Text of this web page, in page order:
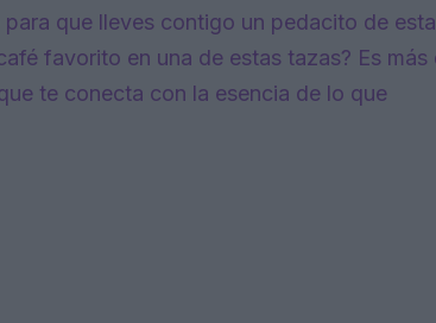
que lleves contigo un pedacito de esta
favorito en una de estas tazas? Es más
te conecta con la esencia de lo que